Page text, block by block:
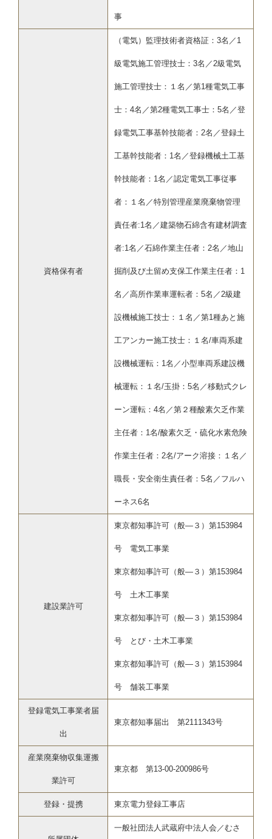
事
資格保有者
（電気）監理技術者資格証：3名／1
級電気施工管理技士：3名／2級電気
施工管理技士：１名／第1種電気工事
士：4名／第2種電気工事士：5名／登
録電気工事基幹技能者：2名／登録土
工基幹技能者：1名／登録機械土工基
幹技能者：1名／認定電気工事従事
者：１名／特別管理産業廃棄物管理
責任者:1名／建築物石綿含有建材調査
者:1名／石綿作業主任者：2名／地山
掘削及び土留め支保工作業主任者：1
名／高所作業車運転者：5名／2級建
設機械施工技士：１名／第1種あと施
工アンカー施工技士：１名/車両系建
設機械運転：1名／小型車両系建設機
械運転：１名/玉掛：5名／移動式クレ
ーン運転：4名／第２種酸素欠乏作業
主任者：1名/酸素欠乏・硫化水素危険
作業主任者：2名/アーク溶接：１名／
職長・安全衛生責任者：5名／フルハ
ーネス6名
建設業許可
東京都知事許可（般―３）第153984
号 電気工事業
東京都知事許可（般―３）第153984
号 土木工事業
東京都知事許可（般―３）第153984
号 とび・土木工事業
東京都知事許可（般―３）第153984
号 舗装工事業
登録電気工事業者届
出
東京都知事届出 第2111343号
産業廃棄物収集運搬
業許可
東京都 第13-00-200986号
登録・提携 東京電力登録工事店
一般社団法人武蔵府中法人会／むさ